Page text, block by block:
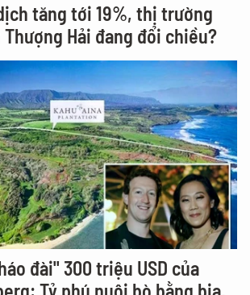
tăng tới 19%, thị trường
Hải đang đổi chiều?
đài" 300 triệu USD của